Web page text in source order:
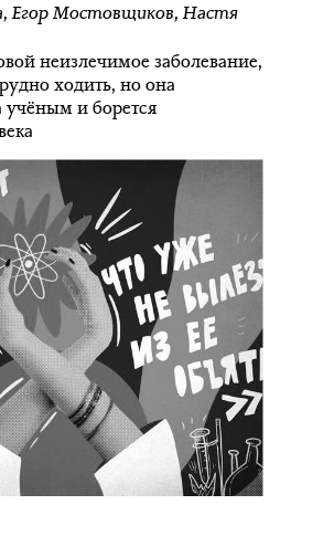
,Егор Мостовщиков,Настя
неизлечимое заболевание,
ходить, но она
учёным и борется